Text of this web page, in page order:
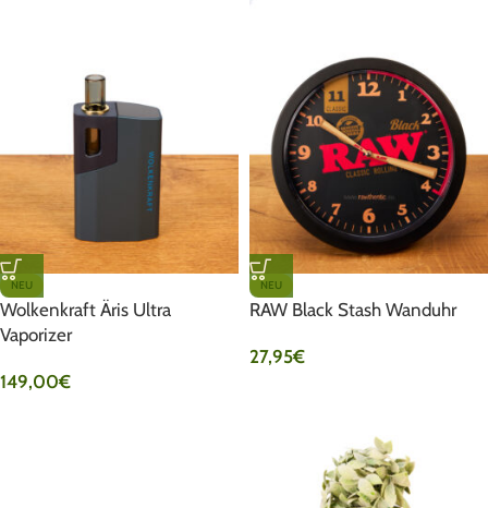
NEU
Wolkenkraft Äris Ultra
Vaporizer
149,00€
NEU
RAW Black Stash Wanduhr
27,95€